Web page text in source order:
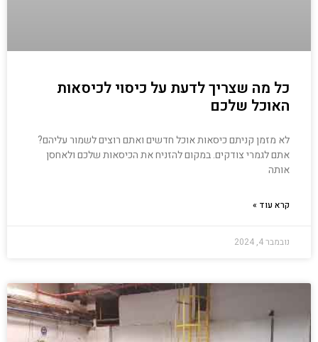
כל מה שצריך לדעת על כיסוי לכיסאות
האוכל שלכם
לא מזמן קניתם כיסאות אוכל חדשים ואתם רוצים לשמור עליהם?
אתם לגמרי צודקים. במקום להזניח את הכיסאות שלכם ולאחסן
אותה
קרא עוד »
נובמבר 4, 2024